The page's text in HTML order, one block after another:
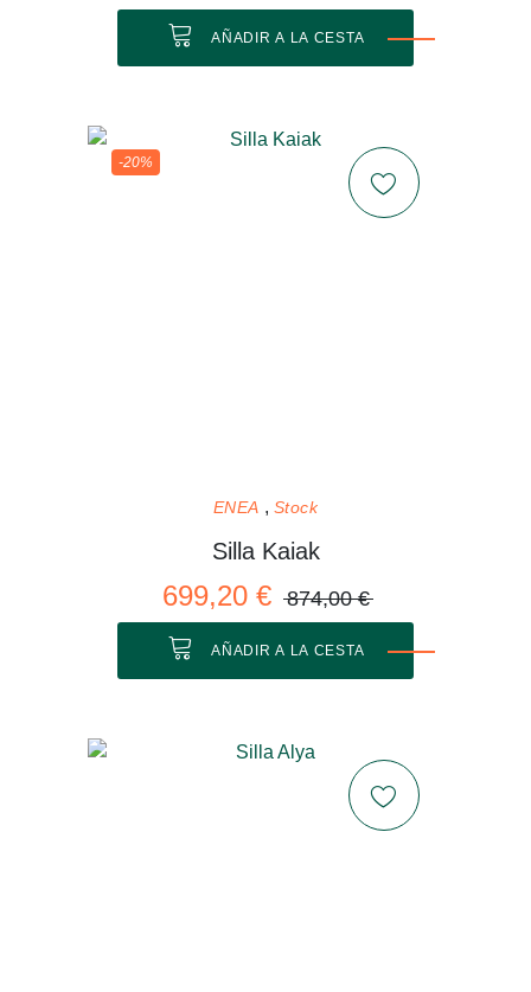
AÑADIR A LA CESTA
-20%
ENEA Stock
Silla Kaiak
699,20 € 874,00 €
AÑADIR A LA CESTA